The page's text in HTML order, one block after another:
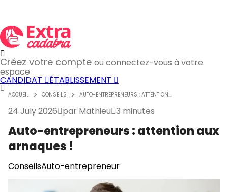
Créez votre compte ou connectez-vous à votre
espace
CANDIDAT ÉTABLISSEMENT
ACCUEIL CONSEILS AUTO-ENTREPRENEURS : ATTENTION...
24 July 2026 par Mathieu 3 minutes
Auto-entrepreneurs : attention aux
arnaques !
ConseilsAuto-entrepreneur